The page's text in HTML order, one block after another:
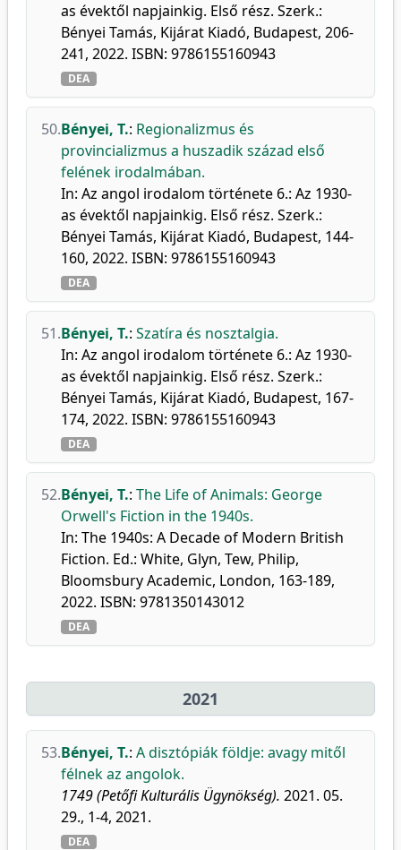
as évektől napjainkig. Első rész. Szerk.:
Bényei Tamás, Kijárat Kiadó, Budapest, 206-
241, 2022. ISBN: 9786155160943
DEA
50.Bényei, T.: Regionalizmus és
provincializmus a huszadik század első
felének irodalmában.
In: Az angol irodalom története 6.: Az 1930-
as évektől napjainkig. Első rész. Szerk.:
Bényei Tamás, Kijárat Kiadó, Budapest, 144-
160, 2022. ISBN: 9786155160943
DEA
51.Bényei, T.: Szatíra és nosztalgia.
In: Az angol irodalom története 6.: Az 1930-
as évektől napjainkig. Első rész. Szerk.:
Bényei Tamás, Kijárat Kiadó, Budapest, 167-
174, 2022. ISBN: 9786155160943
DEA
52.Bényei, T.: The Life of Animals: George
Orwell's Fiction in the 1940s.
In: The 1940s: A Decade of Modern British
Fiction. Ed.: White, Glyn, Tew, Philip,
Bloomsbury Academic, London, 163-189,
2022. ISBN: 9781350143012
DEA
2021
53.Bényei, T.: A disztópiák földje: avagy mitől
félnek az angolok.
1749 (Petőfi Kulturális Ügynökség). 2021. 05.
29., 1-4, 2021.
DEA